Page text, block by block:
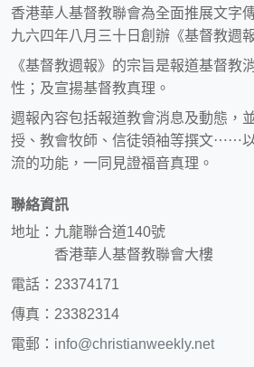
香港華人基督教聯會為全面推展文字
九六四年八月三十日創辦《基督教週
《基督教週報》的宗旨是報道基督教
性；及宣揚基督教真理。
週報內容包括報道教會消息及動態，
授、教會牧師、信徒領袖等撰文⋯⋯
流的功能，一同見證福音真理。
聯絡資訊
地址：九龍聯合道140號
香港華人基督教聯會大樓
電話：23374171
傳真：23382314
電郵： info@christianweekly.net